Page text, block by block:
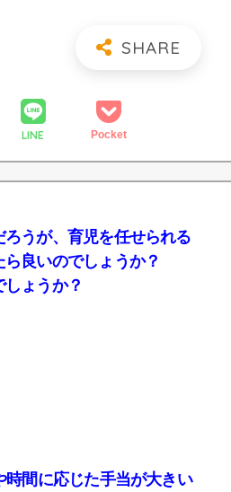
LINE Pocket
うが、育児を任せられる
良いのでしょうか？
ょうか？
間に応じた手当が大きい